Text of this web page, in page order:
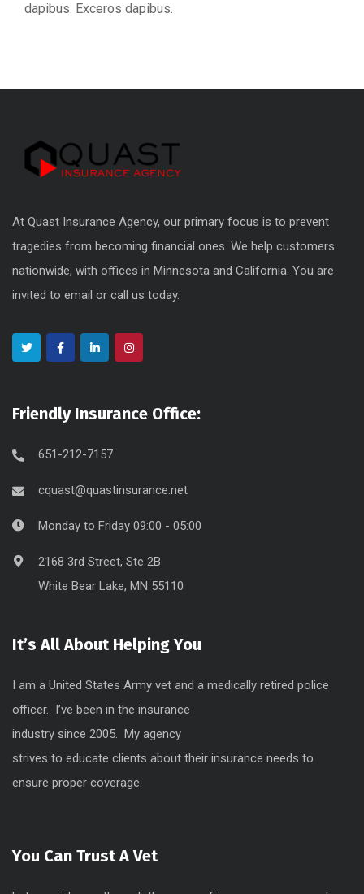
dapibus. Exceros dapibus.
At Quast Insurance Agency, our primary focus is to prevent
tragedies from becoming financial ones. We help customers
nationwide, with offices in Minnesota and California. You are
invited to email or call us today.
Friendly Insurance Office:
651-212-7157
cquast@quastinsurance.net
Monday to Friday 09:00 - 05:00
2168 3rd Street, Ste 2B
White Bear Lake, MN 55110
It’s All About Helping You
I am a United States Army vet and a medically retired police
officer.
I’ve been in the insurance
industry since 2005. My agency
strives to educate clients about their insurance needs to
ensure proper coverage.
You Can Trust A Vet